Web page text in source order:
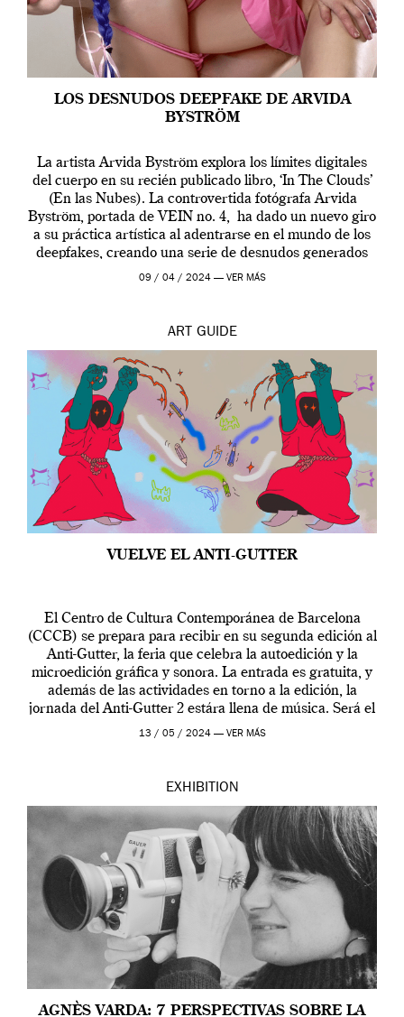
LOS DESNUDOS DEEPFAKE DE ARVIDA
BYSTRÖM
La artista Arvida Byström explora los límites digitales
del cuerpo en su recién publicado libro, ‘In The Clouds’
(En las Nubes). La controvertida fotógrafa Arvida
Byström, portada de VEIN no. 4, ha dado un nuevo giro
a su práctica artística al adentrarse en el mundo de los
deepfakes, creando una serie de desnudos generados
por […]
09 / 04 / 2024 — VER MÁS
ART GUIDE
VUELVE EL ANTI-GUTTER
El Centro de Cultura Contemporánea de Barcelona
(CCCB) se prepara para recibir en su segunda edición al
Anti-Gutter, la feria que celebra la autoedición y la
microedición gráfica y sonora. La entrada es gratuita, y
además de las actividades en torno a la edición, la
jornada del Anti-Gutter 2 estára llena de música. Será el
[…]
13 / 05 / 2024 — VER MÁS
EXHIBITION
AGNÈS VARDA: 7 PERSPECTIVAS SOBRE LA